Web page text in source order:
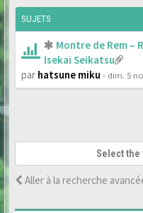
SUJETS
Montre de Rem –
Isekai Seikatsu
par hatsune miku - dim. 5
Select the
Aller à la recherche